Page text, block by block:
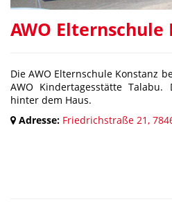
AWO Elternschule
Die AWO Elternschule Konstanz
AWO Kindertagesstätte
hinter dem Haus.
Adresse: Friedrichstraße 21,